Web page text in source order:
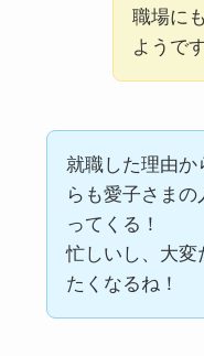
職場に
ようで
就職した理由か
らも愛子さま
ってくる！
忙しいし、大変
たくなるね！